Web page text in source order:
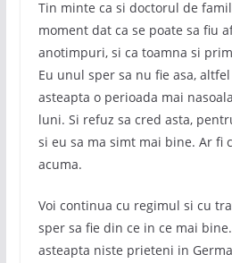
Tin minte ca si doctorul de
moment dat ca se poate sa fiu
anotimpuri, si ca toamna si
Eu unul sper sa nu fie asa,
asteapta o perioada mai
luni. Si refuz sa cred asta,
si eu sa ma simt mai bine. Ar fi
acuma.
Voi continua cu regimul si cu
sper sa fie din ce in ce mai
asteapta niste prieteni in